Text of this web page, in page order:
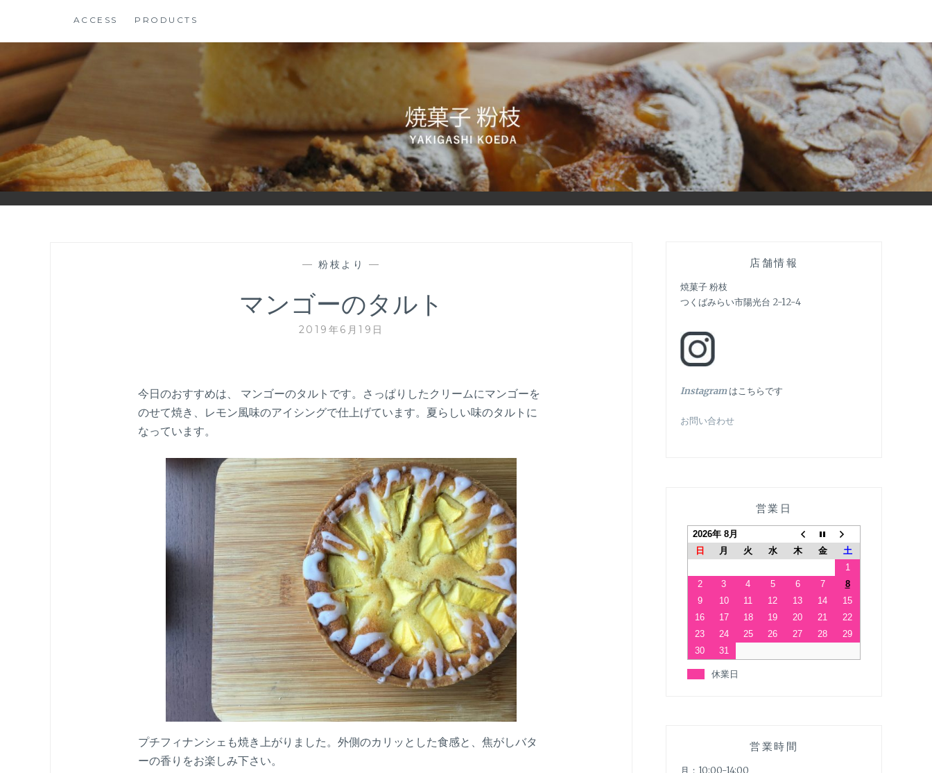
テ
ン
ツ
ス
キ
ッ
プ
ACCESS PRODUCTS
— 粉枝より —
マンゴーのタルト
2019年6月19日
今日のおすすめは、 マンゴーのタルトです。さっぱりしたクリームにマンゴーを
のせて焼き、レモン風味のアイシングで仕上げています。夏らしい味のタルトに
なっています。
プチフィナンシェも焼き上がりました。外側のカリッとした食感と、焦がしバタ
ーの香りをお楽しみ下さい。
店舗情報
焼菓子 粉枝
つくばみらい市陽光台 2-12-4
Instagramはこちらです
お問い合わせ
営業日
2026年 8月
日
月 火 水 木 金
土
1
2
3 4 5 6 7
8
9
10 11 12 13 14
15
16
17 18 19 20 21
22
23
24 25 26 27 28
29
30
31
休業日
営業時間